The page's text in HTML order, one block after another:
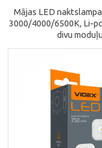
Mājas LED
3000/4000/6500K, Li-
divu